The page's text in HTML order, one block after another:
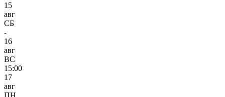
15
авг
СБ
-
16
авг
ВС
15:00
17
авг